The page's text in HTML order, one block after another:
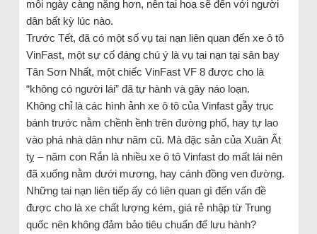
mỗi ngày càng nặng hơn, nên tai hoạ sẽ đến với người
dân bất kỳ lúc nào.
Trước Tết, đã có một số vụ tai nạn liên quan đến xe ô tô
VinFast, một sự cố đáng chú ý là vụ tai nạn tại sân bay
Tân Sơn Nhất, một chiếc VinFast VF 8 được cho là
“không có người lái” đã tự hành và gây náo loạn.
Không chỉ là các hình ảnh xe ô tô của Vinfast gẫy trục
bánh trước nằm chềnh ềnh trên đường phố, hay tự lao
vào phá nhà dân như năm cũ. Mà đặc sản của Xuân Ất
tỵ – năm con Rắn là nhiều xe ô tô Vinfast do mất lái nên
đã xuống nằm dưới mương, hay cánh đồng ven đường.
Những tai nạn liên tiếp ấy có liên quan gì đến vấn đề
được cho là xe chất lượng kém, giá rẻ nhập từ Trung
quốc nên không đảm bảo tiêu chuẩn để lưu hành?